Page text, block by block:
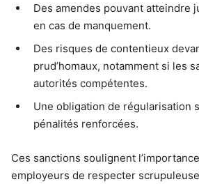
Des amendes pouvant atteindre
en cas de manquement.
Des risques de contentieux
prud’homaux, notamment si les
autorités compétentes.
Une obligation de régularisation
pénalités renforcées.
Ces sanctions soulignent
employeurs de respecter